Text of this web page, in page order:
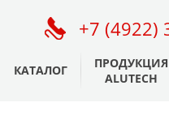
+7 (4922)
КАТАЛОГ
ПРОДУКЦИЯ
ALUTECH